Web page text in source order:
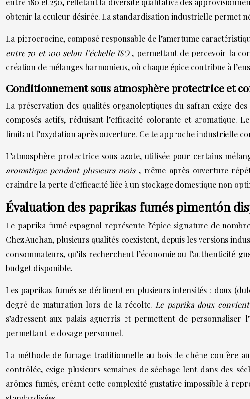
entre 180 et 250, reflétant la diversité qualitative des
obtenir la couleur désirée. La standardisation industrielle permet
La picrocrocine, composé responsable de l’amertume
entre 70 et 100 selon l’échelle ISO, permettant de percevoir la
création de mélanges harmonieux, où chaque épice contribue à
Conditionnement sous atmosphère protectrice et
La préservation des qualités organoleptiques du safran exige
composés actifs, réduisant l’efficacité colorante et aromatique.
limitant l’oxydation après ouverture. Cette approche industrielle
L’atmosphère protectrice sous azote, utilisée pour certains
aromatique pendant plusieurs mois, même après ouverture
craindre la perte d’efficacité liée à un stockage domestique non
Évaluation des paprikas fumés pimentón
Le paprika fumé espagnol représente l’épice signature de
Chez Auchan, plusieurs qualités coexistent, depuis les versions
consommateurs, qu’ils recherchent l’économie ou l’authenticité
budget disponible.
Les paprikas fumés se déclinent en plusieurs intensités : doux
degré de maturation lors de la récolte. Le paprika doux
s’adressent aux palais aguerris et permettent de personnaliser
permettant le dosage personnel.
La méthode de fumage traditionnelle au bois de chêne confère
contrôlée, exige plusieurs semaines de séchage lent dans des
arômes fumés, créant cette complexité gustative impossible à